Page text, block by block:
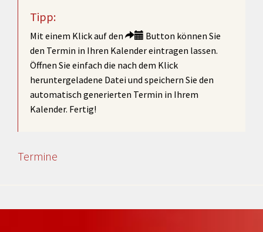
Tipp:
Mit einem Klick auf den
Button können Sie
den Termin in Ihren Kalender eintragen lassen.
Öffnen Sie einfach die nach dem Klick
heruntergeladene Datei und speichern Sie den
automatisch generierten Termin in Ihrem
Kalender. Fertig!
Termine